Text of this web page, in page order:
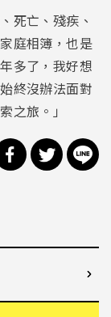
死亡、殘疾、
庭相簿，也是
多了，我好想
終沒辦法面對
之旅。」
分享到分享到